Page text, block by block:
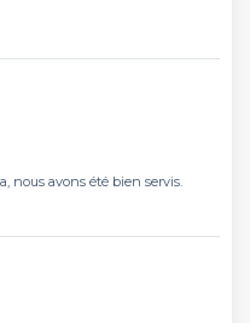
nous avons été bien servis.